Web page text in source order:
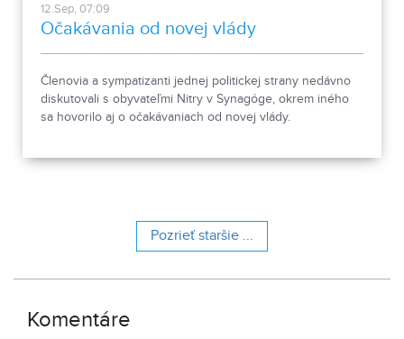
12.Sep, 07:09
Očakávania od novej vlády
Členovia a sympatizanti jednej politickej strany nedávno
diskutovali s obyvateľmi Nitry v Synagóge, okrem iného
sa hovorilo aj o očakávaniach od novej vlády.
Pozrieť staršie ...
Komentáre